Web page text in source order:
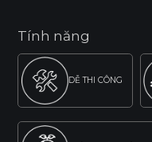
Tính năng
DỄ THI CÔNG